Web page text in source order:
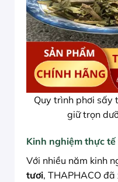
Quy trình phơi sấy
giữ trọn
Kinh nghiệm thực
Với nhiều năm kinh
tươi, THAPHACO